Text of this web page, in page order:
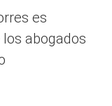
es
abogados